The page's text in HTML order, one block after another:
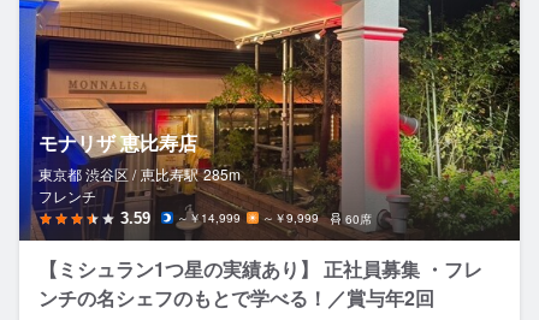
モナリザ 恵比寿店
東京都 渋谷区 / 恵比寿駅 285m
フレンチ
3.59 ～￥14,999 ～￥9,999 60席
【ミシュラン1つ星の実績あり】 正社員募集 ・フレ
ンチの名シェフのもとで学べる！／賞与年2回